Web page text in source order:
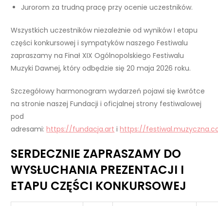
Jurorom za trudną pracę przy ocenie uczestników.
Wszystkich uczestników niezależnie od wyników I etapu
części konkursowej i sympatyków naszego Festiwalu
zapraszamy na Finał XIX Ogólnopolskiego Festiwalu
Muzyki Dawnej, który odbędzie się 20 maja 2026 roku.
Szczegółowy harmonogram wydarzeń pojawi się kwrótce
na stronie naszej Fundacji i oficjalnej strony festiwalowej
pod
adresami:https://fundacja.art ihttps://
SERDECZNIE ZAPRASZAMY DO
WYSŁUCHANIA PREZENTACJI I
ETAPU CZĘŚCI KONKURSOWEJ